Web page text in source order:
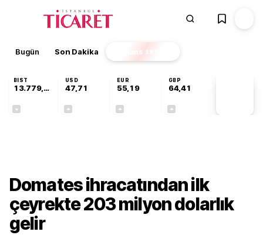
Bugün Son Dakika Finans EKSTRA
BIST
13.779,39
USD
47,71
EUR
55,19
GBP
64,41
Domates ihracatından ilk
çeyrekte 203 milyon dolarlık
gelir